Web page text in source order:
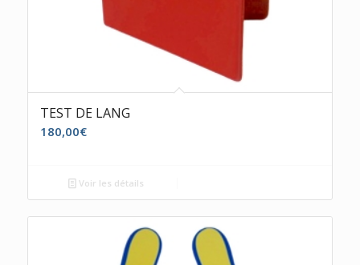
TEST DE LANG
180,00€
Voir les détails